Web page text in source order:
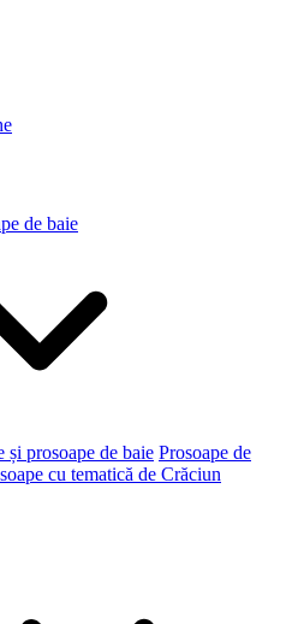
de baie
și prosoape de baie Prosoape de
cu tematică de Crăciun